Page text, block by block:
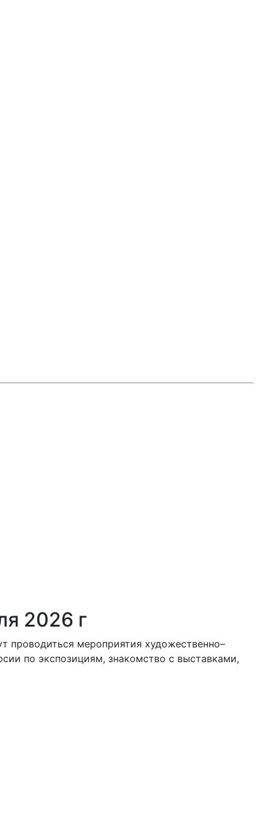
2026 г
проводиться мероприятия художественно–
по экспозициям, знакомство с выставками,